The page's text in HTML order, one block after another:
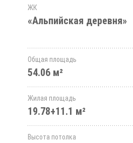
ЖК
«Альпийская деревня»
Общая площадь
54.06 м²
Жилая площадь
19.78+11.1 м²
Высота потолка